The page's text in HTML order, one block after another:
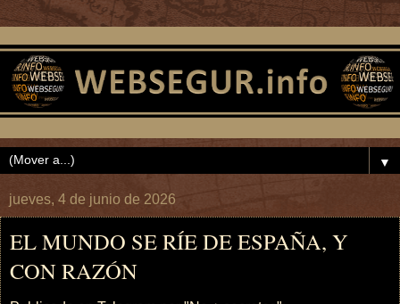
▼
jueves, 4 de junio de 2026
EL MUNDO SE RÍE DE ESPAÑA, Y
CON RAZÓN